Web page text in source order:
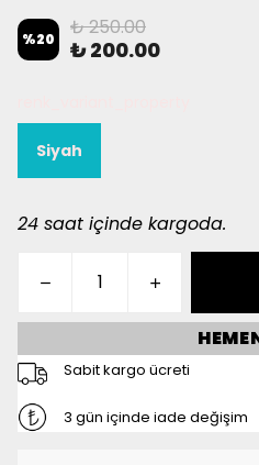
%20 ₺ 250.00
₺ 200.00
Siyah
24 saat içinde kargoda.
Sabit kargo ücreti
3 gün içinde iade değişim